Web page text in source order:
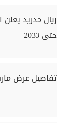
ريال مدريد
حتى 2033
تفاصيل عرض